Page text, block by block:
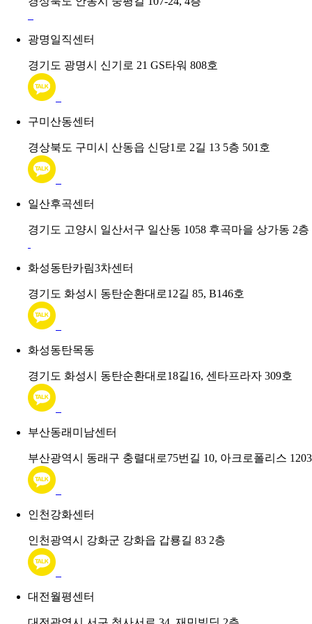
광명일직센터
경기도 광명시 신기로 21 GS타워 808호
구미산동센터
경상북도 구미시 산동읍 신당1로 2길 13 5층 501호
일산후곡센터
경기도 고양시 일산서구 일산동 1058 후곡마을 상가동 2층
화성동탄카림3차센터
경기도 화성시 동탄순환대로12길 85, B146호
화성동탄목동
경기도 화성시 동탄순환대로18길16, 센타프라자 309호
부산동래미남센터
부산광역시 동래구 충렬대로75번길 10, 아크로폴리스
인천강화센터
인천광역시 강화군 강화읍 갑룡길 83 2층
대전월평센터